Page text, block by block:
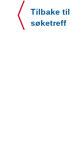
Tilbake til
søketreff